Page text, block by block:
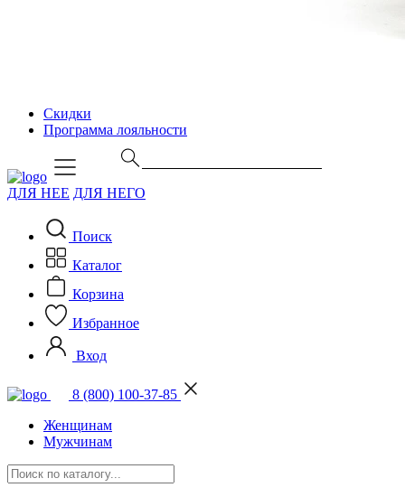
Скидки
Программа лояльности
ДЛЯ НЕЕ ДЛЯ НЕГО
Поиск
Каталог
Корзина
Избранное
Вход
8 (800) 100-37-85
Женщинам
Мужчинам